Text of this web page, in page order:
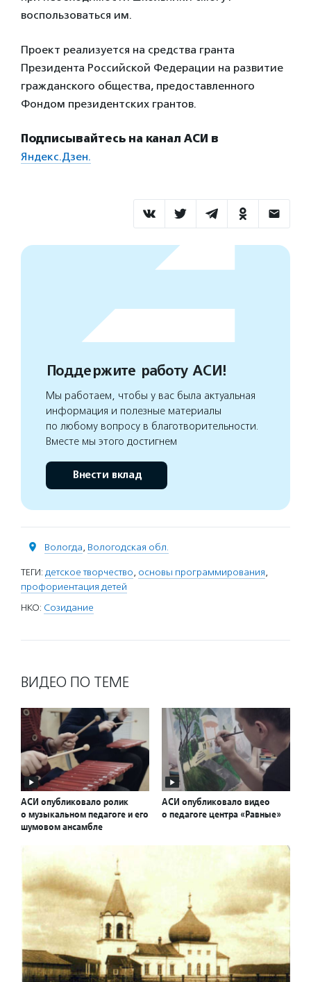
воспользоваться им.
Проект реализуется на средства гранта
Президента Российской Федерации на развитие
гражданского общества, предоставленного
Фондом президентских грантов.
Подписывайтесь на канал АСИ в
Яндекс.Дзен.
Поддержите работу АСИ!
Мы работаем, чтобы у вас была актуальная
информация и полезные материалы
по любому вопросу в благотворительности.
Вместе мы этого достигнем
Внести вклад
Вологда, Вологодская обл.
ТЕГИ: детское творчество, основы программирования,
профориентация детей
НКО: Созидание
ВИДЕО ПО ТЕМЕ
АСИ опубликовало ролик
о музыкальном педагоге и его
шумовом ансамбле
АСИ опубликовало видео
о педагоге центра «Равные»